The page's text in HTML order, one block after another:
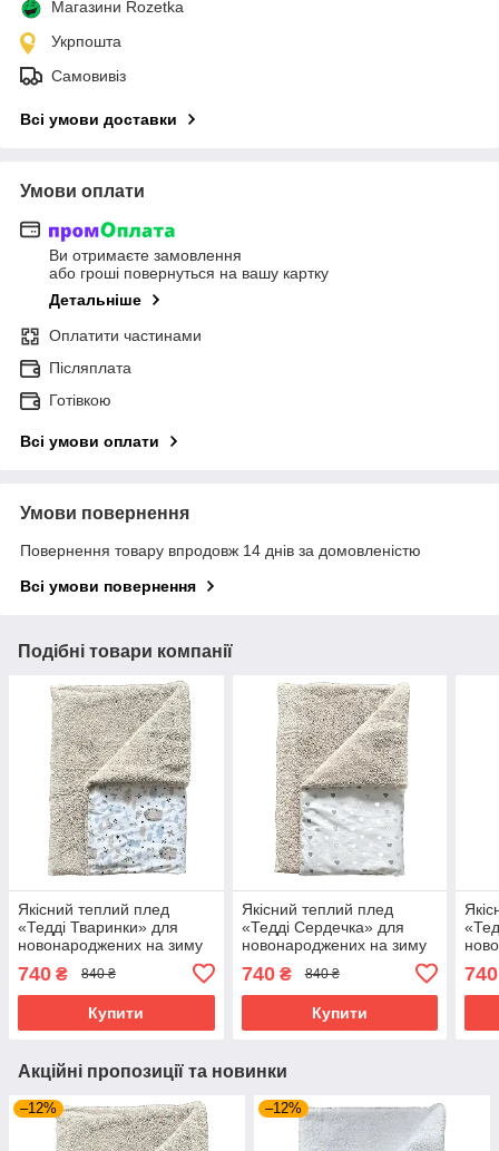
Магазини Rozetka
Укрпошта
Самовивіз
Всі умови доставки
Умови оплати
Ви отримаєте замовлення
або гроші повернуться на вашу картку
Детальніше
Оплатити частинами
Післяплата
Готівкою
Всі умови оплати
Умови повернення
Повернення товару впродовж 14 днів за домовленістю
Всі умови повернення
Подібні товари компанії
Якісний теплий плед
«Тедді Тваринки» для
новонароджених на зиму
100х80 см BST Бежевий з
принтом
740 ₴ 840 ₴
Купити
Якісний теплий плед
«Тедді Сердечка» для
новонароджених на зиму
100х80 см BST Бежевий з
принтом
740₴ 840 ₴
Купити
740
Акційні пропозиції та новинки
–12% –12%